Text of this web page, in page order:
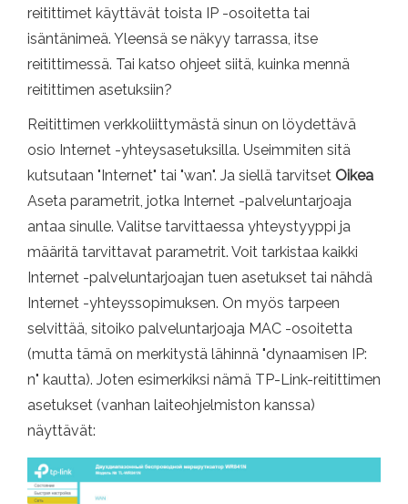
reitittimet käyttävät toista IP -osoitetta tai
isäntänimeä. Yleensä se näkyy tarrassa, itse
reitittimessä. Tai katso ohjeet siitä, kuinka mennä
reitittimen asetuksiin?
Reitittimen verkkoliittymästä sinun on löydettävä
osio Internet -yhteysasetuksilla. Useimmiten sitä
kutsutaan "Internet" tai "wan". Ja siellä tarvitset Oikea
Aseta parametrit, jotka Internet -palveluntarjoaja
antaa sinulle. Valitse tarvittaessa yhteystyyppi ja
määritä tarvittavat parametrit. Voit tarkistaa kaikki
Internet -palveluntarjoajan tuen asetukset tai nähdä
Internet -yhteyssopimuksen. On myös tarpeen
selvittää, sitoiko palveluntarjoaja MAC -osoitetta
(mutta tämä on merkitystä lähinnä "dynaamisen IP:
n" kautta). Joten esimerkiksi nämä TP-Link-reitittimen
asetukset (vanhan laiteohjelmiston kanssa)
näyttävät: